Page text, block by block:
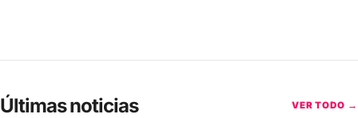
Últimas noticias VER TODO →